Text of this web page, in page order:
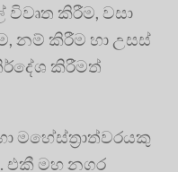
විවෘත කිරීම, වසා
නම් කිරීම හා උසස්
කිරීමත්
මහේස්ත්‍රාත්වරයකු
එකී මහ නගර